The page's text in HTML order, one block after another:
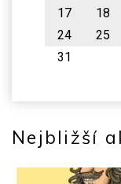
17
18
24
25
31
Nejbližší